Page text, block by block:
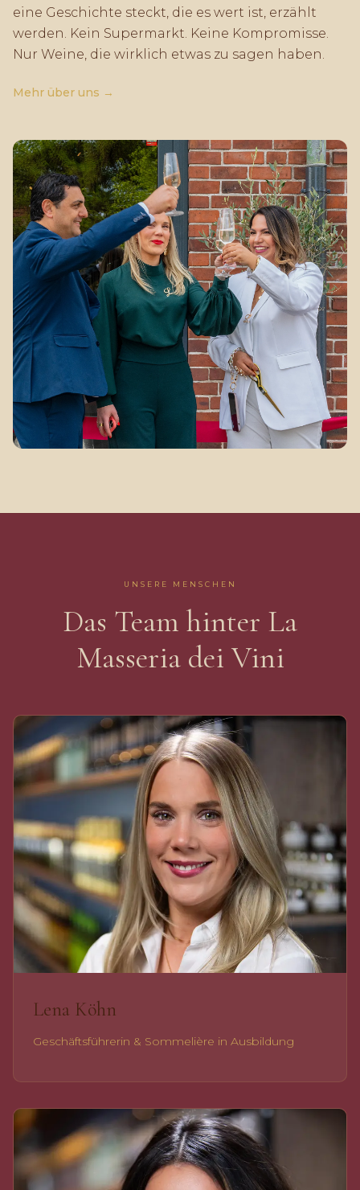
eine Geschichte steckt, die es wert ist, erzählt
werden. Kein Supermarkt. Keine Kompromisse.
Nur Weine, die wirklich etwas zu sagen haben.
Mehr über uns →
UNSERE MENSCHEN
Das Team hinter La
Masseria dei Vini
Lena Köhn
Geschäftsführerin & Sommelière in Ausbildung